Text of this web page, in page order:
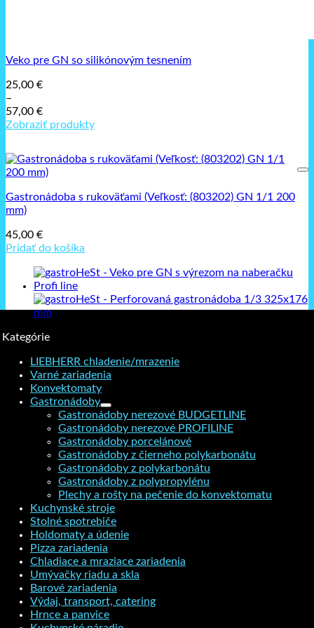
Veko pre GN so silikónovým tesnením
25,00 €
–
57,00 €
Price
25,00 €
through
57,00 €
Zobraziť produkty
Gastronádoba s rukoväťami (Veľkosť: (803202) GN 1/1 200
mm)
45,00 €
Pridať do košíka
Kategórie
LIEBHERR chladenie/mrazenie
Varné zariadenia
Konvektomaty
Gastronádoby
Gastronádoby nerezové BUDGETLINE
Gastronádoby nerezové PROFILINE
Gastronádoby porcelánové
Gastronádoby z čierneho polykarbonátu
Gastronádoby z polykarbonátu
Gastronádoby z polypropylénu
Plechy a rošty na pečenie do konvektomatu
Kuchynské stroje
Stolné spotrebiče
Holdomaty a údenie
Pizza zariadenia
Chladiace a mraziace zariadenia
Umývačky riadu a skla
Barové zariadenia
Výdaj, transport, catering
Hrnce a panvice